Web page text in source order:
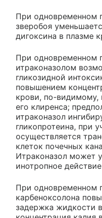
При одновременном
зверобоя
дигоксина в плазме
При одновременном
итраконазолом
гликозидной
повышением
крови, по-видимому,
его клиренса;
итраконазол
гликопротеина, при
осуществляется
клеток почечных
Итраконазол может
инотропное
При одновременном
карбеноксолона
задержка жидкости